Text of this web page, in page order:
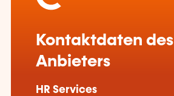
Kontaktdaten des
Anbieters
HR Services